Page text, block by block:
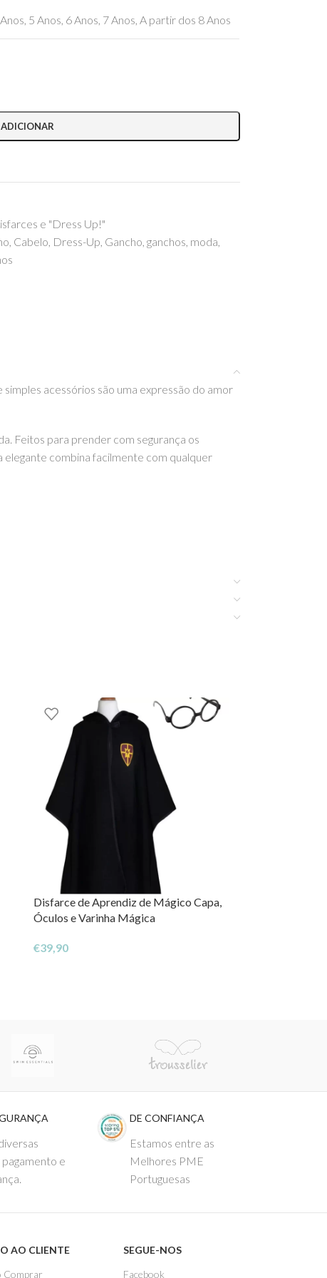
5 Anos 6 Anos 7 Anos A partir dos 8 Anos
ADICIONAR
e "Dress Up!"
, Cabelo, Dress-Up, Gancho, ganchos, moda,
acessórios são uma expressão do amor
Feitos para prender com segurança os
elegante combina facilmente com qualquer
Disfarce de Aprendiz de Mágico Capa,
Óculos e Varinha Mágica
€39,90
e
DE CONFIANÇA
Estamos entre as
Melhores PME
Portuguesas
AO CLIENTE
Comprar
SEGUE-NOS
Facebook